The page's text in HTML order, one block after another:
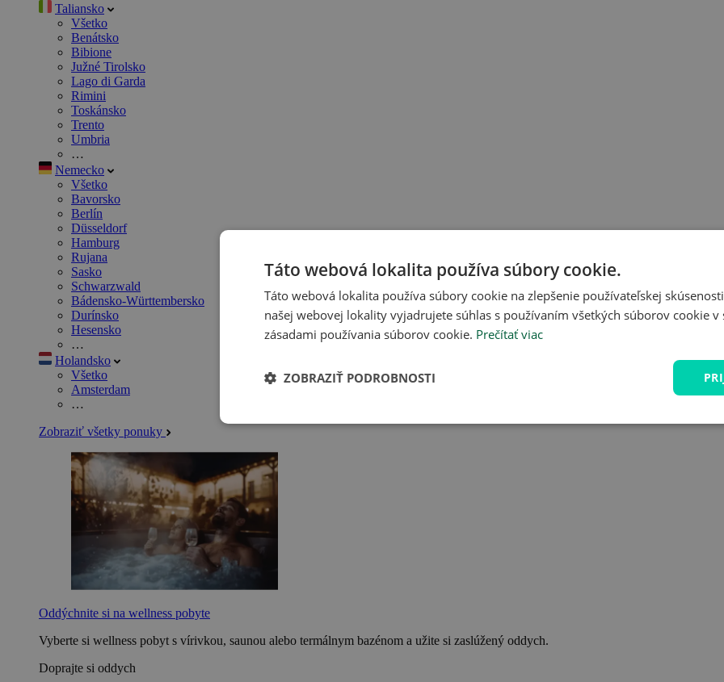
Taliansko
Všetko
Benátsko
Bibione
Južné Tirolsko
Lago di Garda
Rimini
Toskánsko
Trento
Umbria
…
Nemecko
Všetko
Bavorsko
Berlín
Düsseldorf
Hamburg
Rujana
Sasko
Schwarzwald
Bádensko-Württembersko
Durínsko
Hesensko
…
Holandsko
Všetko
Amsterdam
…
Zobraziť všetky ponuky
Oddýchnite si na wellness pobyte
Vyberte si wellness pobyt s vírivkou, saunou alebo termálnym bazénom a užite si zaslúžený oddych.
Doprajte si oddych
Táto webová lokalita používa súbory cookie.
Táto webová lokalita používa súbory cookie na zlepšenie používateľskej
našej webovej lokality vyjadrujete súhlas s používaním všetkých súborov cookie v
zásadami používania súborov cookie. Prečítať viac
ZOBRAZIŤ PODROBNOSTI